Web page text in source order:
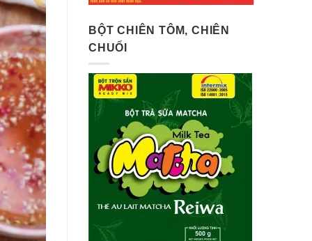
BỘT CHIÊN TÔM, CHIÊN
CHUỐI